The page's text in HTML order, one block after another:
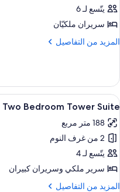
Grand
Lakeview
Suite
يتّسع لـ 6
سريران ملكيّان
المزيد من التفاصيل
المزيد
Two
Bedroom
Grand
Suite
استعراض
جميع
صور
Two
Bedroom
Tower
Suite
4
Two Bedroom Tower Suite
188 متر مربع
2 من غرف النوم
يتّسع لـ 4
سرير ملكي‫‬ وسريران كبيران
المزيد من التفاصيل
المزيد